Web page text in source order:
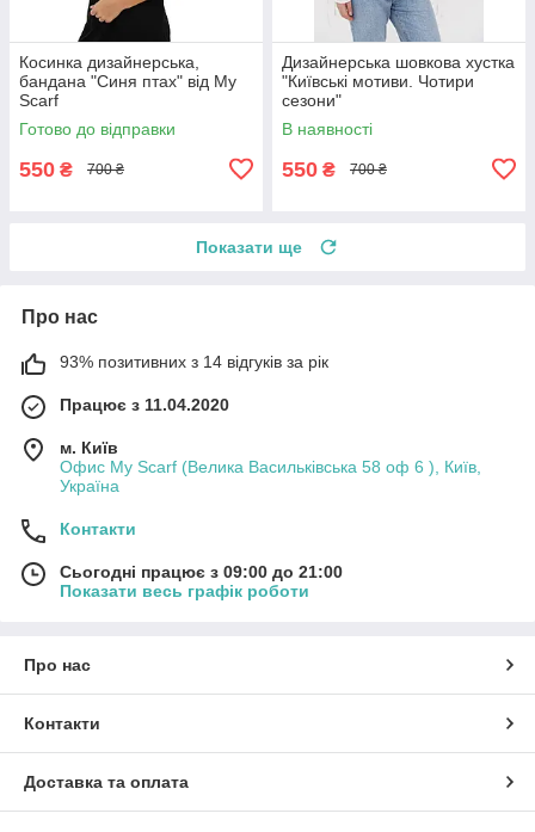
Косинка дизайнерська,
бандана "Синя птах" від My
Scarf
Готово до відправки
550 ₴ 700 ₴
Дизайнерська шовкова хустка
"Київські мотиви. Чотири
сезони"
В наявності
550 ₴ 700 ₴
Показати ще
Про нас
93% позитивних з 14 відгуків за рік
Працює з 11.04.2020
м. Київ
Офис My Scarf (Велика Васильківська 58 оф 6 ), Київ,
Україна
Контакти
Сьогодні працює з 09:00 до 21:00
Показати весь графік роботи
Про нас
Контакти
Доставка та оплата